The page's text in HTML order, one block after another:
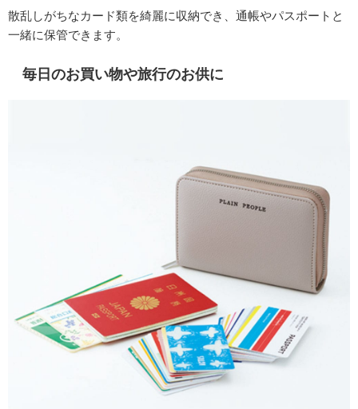
散乱しがちなカード類を綺麗に収納でき、通帳やパスポートと
一緒に保管できます。
毎日のお買い物や旅行のお供に